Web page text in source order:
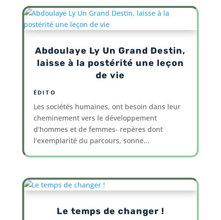
Abdoulaye Ly Un Grand Destin,
laisse à la postérité une leçon
de vie
ÉDITO
Les sociétés humaines, ont besoin dans leur
cheminement vers le développement
d’hommes et de femmes- repères dont
l’exemplarité du parcours, sonne...
Le temps de changer !